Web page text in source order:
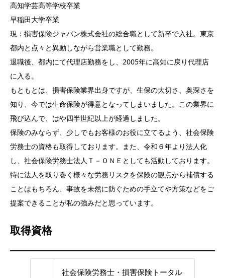
高知学芸高等学校卒業
早稲田大学卒業
現：損害保険ジャパン株式会社の総合職として新卒で入社。東京
都内と点々と異動しながら営業職として勤務。
退職後、都内にて代理店勤務をし、2005年に高知に戻り代理店
に入る。
もともとは、損害保険業界出身ですが、生保の大切さ、奥深さを
知り、今では生命保険が得意となってしまいました。この業界に
飛び込んで、はや四半世紀以上が経過しました。
保険のみならず、少しでもお客様のお役に立てるよう、社会保険
労務士の資格も取得しております。また、令和６年より法人化
し、社会保険労務士法人Ｔ－ＯＮＥとしても活動しております。
特に法人を取り巻く様々な労務リスクを保険の観点から補償する
ことはもちろん、事故を未然に防ぐための手立てや方策などをご
提案できることが私の強みだと思っています。
取得資格
社会保険労務士・損害保険トータル